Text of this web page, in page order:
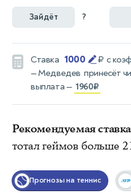
Зайдёт ?
Ставка 1000 ₽ с
— Медведев принесёт
выплата — 1960₽
Рекомендуемая
тотал геймов больше
Прогнозы на теннис